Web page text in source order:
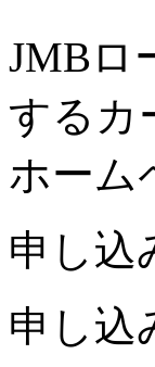
JMBロ
するカ
ホーム
申し込
申し込